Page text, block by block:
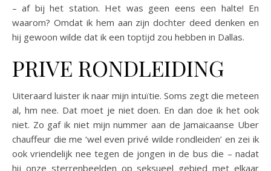
– af bij het station. Het was geen eens een halte! En
waarom? Omdat ik hem aan zijn dochter deed denken en
hij gewoon wilde dat ik een toptijd zou hebben in Dallas.
PRIVE RONDLEIDING
Uiteraard luister ik naar mijn intuïtie. Soms zegt die meteen
al, hm nee. Dat moet je niet doen. En dan doe ik het ook
niet. Zo gaf ik niet mijn nummer aan de Jamaicaanse Uber
chauffeur die me ‘wel even privé wilde rondleiden’ en zei ik
ook vriendelijk nee tegen de jongen in de bus die – nadat
hij onze sterrenbeelden op seksueel gebied met elkaar